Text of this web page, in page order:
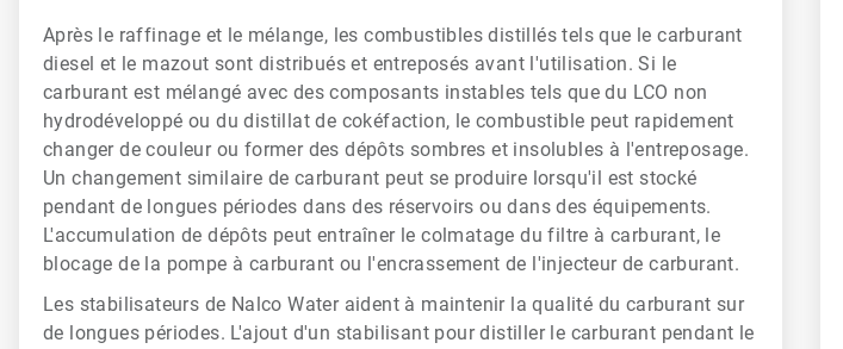
Après le raffinage et le mélange, les combustibles distillés tels que le carburant
diesel et le mazout sont distribués et entreposés avant l'utilisation. Si le
carburant est mélangé avec des composants instables tels que du LCO non
hydrodéveloppé ou du distillat de cokéfaction, le combustible peut rapidement
changer de couleur ou former des dépôts sombres et insolubles à l'entreposage.
Un changement similaire de carburant peut se produire lorsqu'il est stocké
pendant de longues périodes dans des réservoirs ou dans des équipements.
L'accumulation de dépôts peut entraîner le colmatage du filtre à carburant, le
blocage de la pompe à carburant ou l'encrassement de l'injecteur de carburant.
Les stabilisateurs de Nalco Water aident à maintenir la qualité du carburant sur
de longues périodes. L'ajout d'un stabilisant pour distiller le carburant pendant le